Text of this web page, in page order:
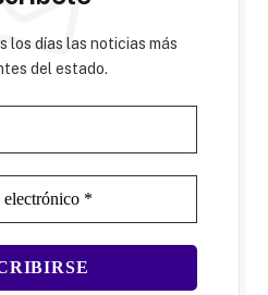
los días las noticias más
del estado.